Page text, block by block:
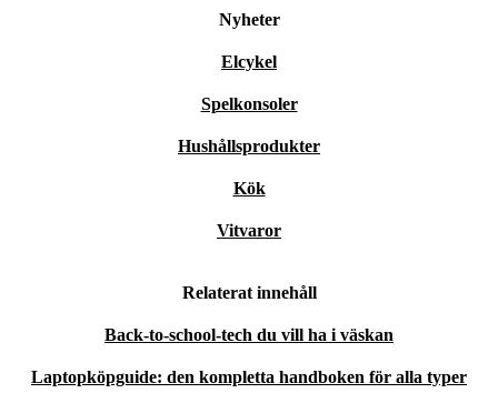
Nyheter
Elcykel
Spelkonsoler
Hushållsprodukter
Kök
Vitvaror
Relaterat innehåll
Back-to-school-tech du vill ha i väskan
Laptopköpguide: den kompletta handboken för alla typer